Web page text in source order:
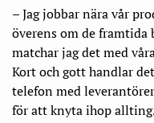
– Jag jobbar nära vår
överens om de framtida
matchar jag det med
Kort och gott handlar
telefon med
för att knyta ihop